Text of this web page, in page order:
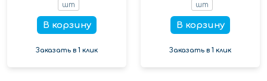
шт
В корзину
Заказать в 1 клик
шт
В корзину
Заказать в 1 клик